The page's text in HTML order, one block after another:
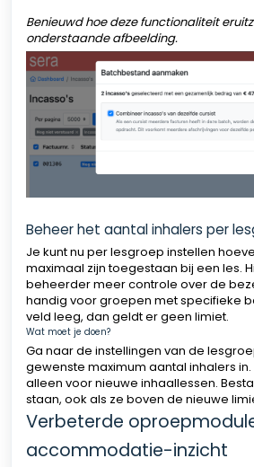
Benieuwd hoe deze functionaliteit
onderstaande afbeelding.
Beheer het aantal inhalers per
Je kunt nu per lesgroep instellen
maximaal zijn toegestaan bij een les.
beheerder meer controle over de
handig voor groepen met specifieke
veld leeg, dan geldt er geen limiet.
Wat moet je doen?
Ga naar de instellingen van de
gewenste maximum aantal inhalers in.
alleen voor nieuwe inhaallessen.
staan, ook als ze boven de nieuwe
Verbeterde
accommodatie-inzicht